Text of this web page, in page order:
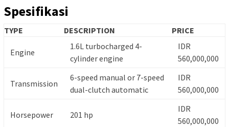
Spesifikasi
TYPE DESCRIPTION PRICE
Engine
1.6L turbocharged 4-
cylinder engine
IDR
560,000,000
Transmission
6-speed manual or 7-speed
dual-clutch automatic
IDR
560,000,000
Horsepower 201 hp
IDR
560,000,000